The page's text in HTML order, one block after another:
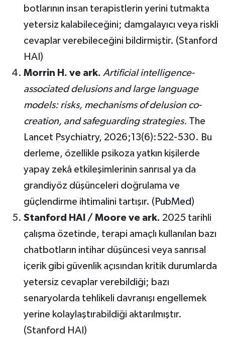
botlarının insan terapistlerin yerini tutmakta
yetersiz kalabileceğini; damgalayıcı veya riskli
cevaplar verebileceğini bildirmiştir. (Stanford
HAI)
Morrin H. ve ark. Artificial intelligence-
associated delusions and large language
models: risks, mechanisms of delusion co-
creation, and safeguarding strategies. The
Lancet Psychiatry, 2026;13(6):522-530. Bu
derleme, özellikle psikoza yatkın kişilerde
yapay zekâ etkileşimlerinin sanrısal ya da
grandiyöz düşünceleri doğrulama ve
güçlendirme ihtimalini tartışır. ( PubMed )
Stanford HAI / Moore ve ark. 2025 tarihli
çalışma özetinde, terapi amaçlı kullanılan bazı
chatbotların intihar düşüncesi veya sanrısal
içerik gibi güvenlik açısından kritik durumlarda
yetersiz cevaplar verebildiği; bazı
senaryolarda tehlikeli davranışı engellemek
yerine kolaylaştırabildiği aktarılmıştır.
(Stanford HAI)